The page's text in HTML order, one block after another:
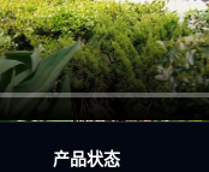
产品状态